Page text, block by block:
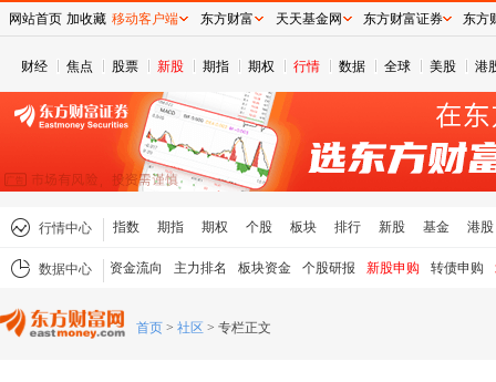
财经 焦点 股票 新股 期指 期权 行情 数据 全球 美股 港
行情中心 指数 期指 期权 个股 板块 排行 新股 基金 港股
数据中心 资金流向 主力排名 板块资金 个股研报 新股申购 转债申购
首页 > 社区 > 专栏正文
网站首页 加收藏 移动客户端 东方财富 天天基金网 东方财富证券 东方